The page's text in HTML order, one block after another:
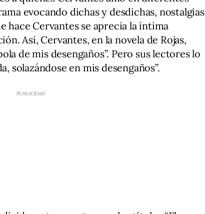
evocando dichas y desdichas, nostalgias
hace Cervantes se aprecia la íntima
Así, Cervantes, en la novela de Rojas,
de mis desengaños”. Pero sus lectores lo
solazándose en mis desengaños”.